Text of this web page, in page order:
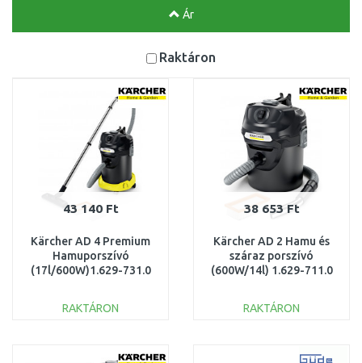
Ár
Raktáron
43 140 Ft
Kärcher AD 4 Premium
Hamuporszívó
(17l/600W)1.629-731.0
RAKTÁRON
Összehasonlítás
38 653 Ft
Kärcher AD 2 Hamu és
száraz porszívó
(600W/14l) 1.629-711.0
RAKTÁRON
Összehasonlítás